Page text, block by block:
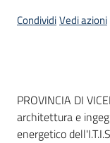
CondividiVedi azioni
Dati del
PROVINCIA DI
architettura e
energetico